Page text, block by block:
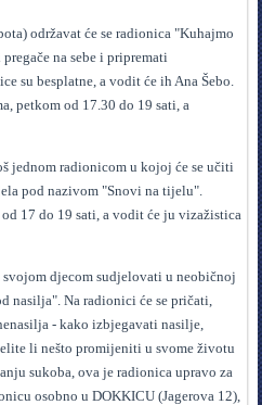
održavat će se radionica "Kuhajmo
na sebe i pripremati
su besplatne, a vodit će ih Ana Šebo.
petkom od 17.30 do 19 sati, a
jednom radionicom u kojoj će se učiti
pod nazivom "Snovi na tijelu".
17 do 19 sati, a vodit će ju vizažistica
djecom sudjelovati u neobičnoj
Na radionici će se pričati,
- kako izbjegavati nasilje,
li nešto promijeniti u svome životu
sukoba, ova je radionica upravo za
osobno u DOKKICU (Jagerova 12),